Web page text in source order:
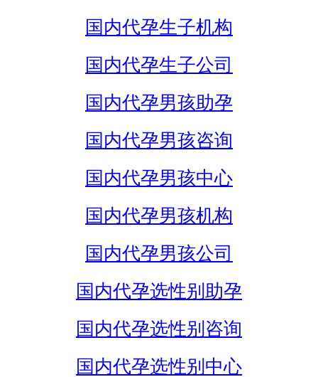
国内代孕生子机构
国内代孕生子公司
国内代孕男孩助孕
国内代孕男孩咨询
国内代孕男孩中心
国内代孕男孩机构
国内代孕男孩公司
国内代孕选性别助孕
国内代孕选性别咨询
国内代孕选性别中心